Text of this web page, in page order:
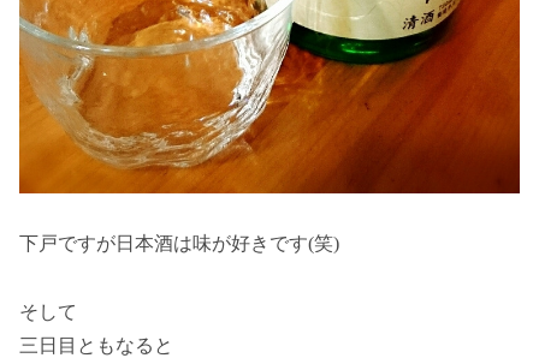
下戸ですが日本酒は味が好きです(笑)
そして
三日目ともなると